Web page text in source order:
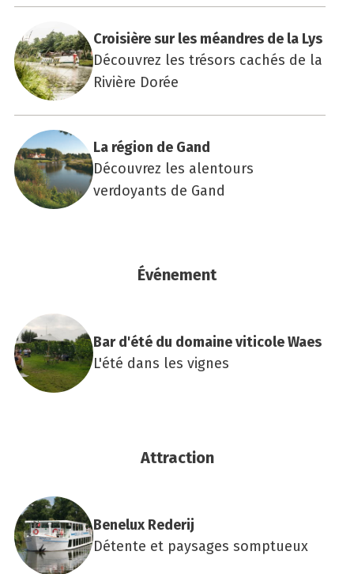
Croi­sière sur les méandres de la Lys
Découvrez les trésors cachés de la
Rivière Dorée
La région de Gand
Découvrez les alentours
verdoyants de Gand
Événement
Bar d'été du domaine viti­cole Waes
L'été dans les vignes
Attraction
Bene­lux Rede­rij
Détente et paysages somptueux